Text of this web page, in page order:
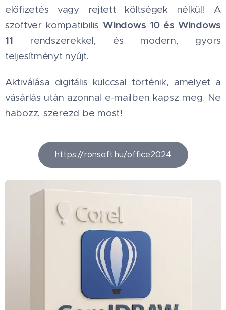
előfizetés vagy rejtett költségek nélkül! A
szoftver kompatibilisWindows 10 és Windows
11 rendszerekkel, és modern, gyors
teljesítményt nyújt.
Aktiválása digitális kulccsal történik, amelyet a
vásárlás után azonnal e-mailben kapsz meg. Ne
habozz, szerezd be most! 💻
https://ronsoft.hu/office2024